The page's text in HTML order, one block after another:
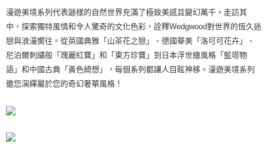
漫遊美境系列代表謎樣的自然世界充滿了極致美感且變幻萬千。走訪其
中，探索獨特風情和令人驚奇的文化色彩，詮釋Wedgwood對世界的恆久迷
戀與浪漫嚮往。從英國典雅「山茶花之戀」、德國華美「洛可可花卉」、
尼泊爾刺繡般「瑰麗紅寶」和「東方珍寶」到日本浮世繪風格「藍塔物
語」和中國古典「黃色綺想」，每個系列都讓人目眩神移。漫遊美境系列
邀您演繹屬於您的奇幻奢華風格！